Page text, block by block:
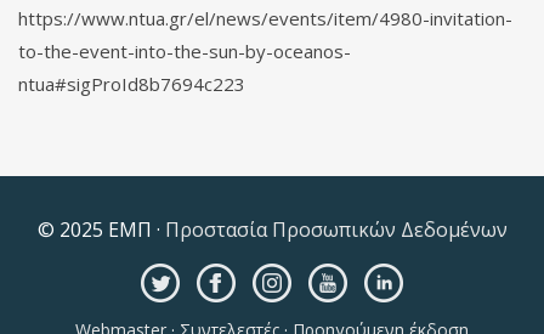
https://www.ntua.gr/el/news/events/item/4980-invitation-
to-the-event-into-the-sun-by-oceanos-
ntua#sigProId8b7694c223
© 2025 ΕΜΠ · Προστασία Προσωπικών Δεδομένων